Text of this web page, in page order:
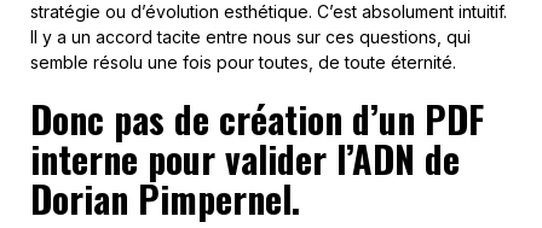
stratégie ou d’évolution esthétique. C’est absolument intuitif.
Il y a un accord tacite entre nous sur ces questions, qui
semble résolu une fois pour toutes, de toute éternité.
Donc pas de création d’un PDF
interne pour valider l’ADN de
Dorian Pimpernel.